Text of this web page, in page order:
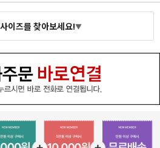
이즈를 찾아보세요!▼